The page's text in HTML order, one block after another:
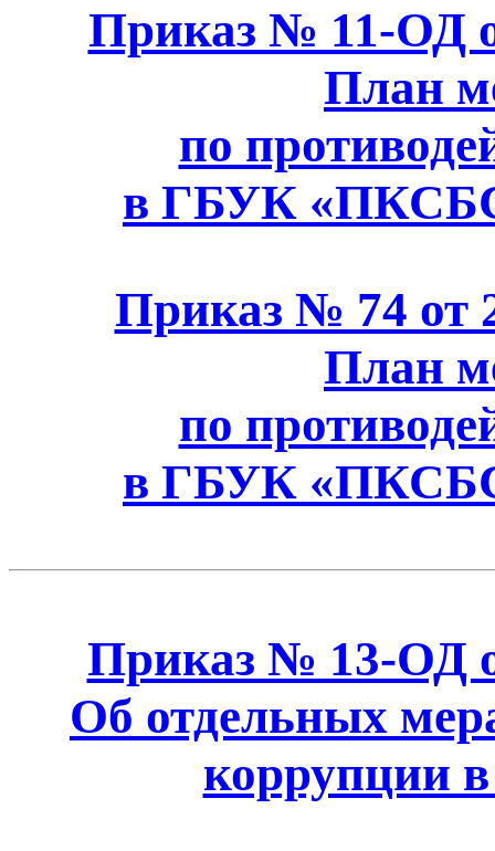
Приказ № 11-ОД
План
по
в ГБУК
Приказ № 74 от
План
по
в ГБУК
Приказ № 13-ОД
Об отдельных
коррупции